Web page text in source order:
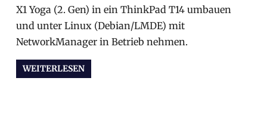
X1 Yoga (2. Gen) in ein ThinkPad T14 umbauen
und unter Linux (Debian/LMDE) mit
NetworkManager in Betrieb nehmen.
WEITERLESEN